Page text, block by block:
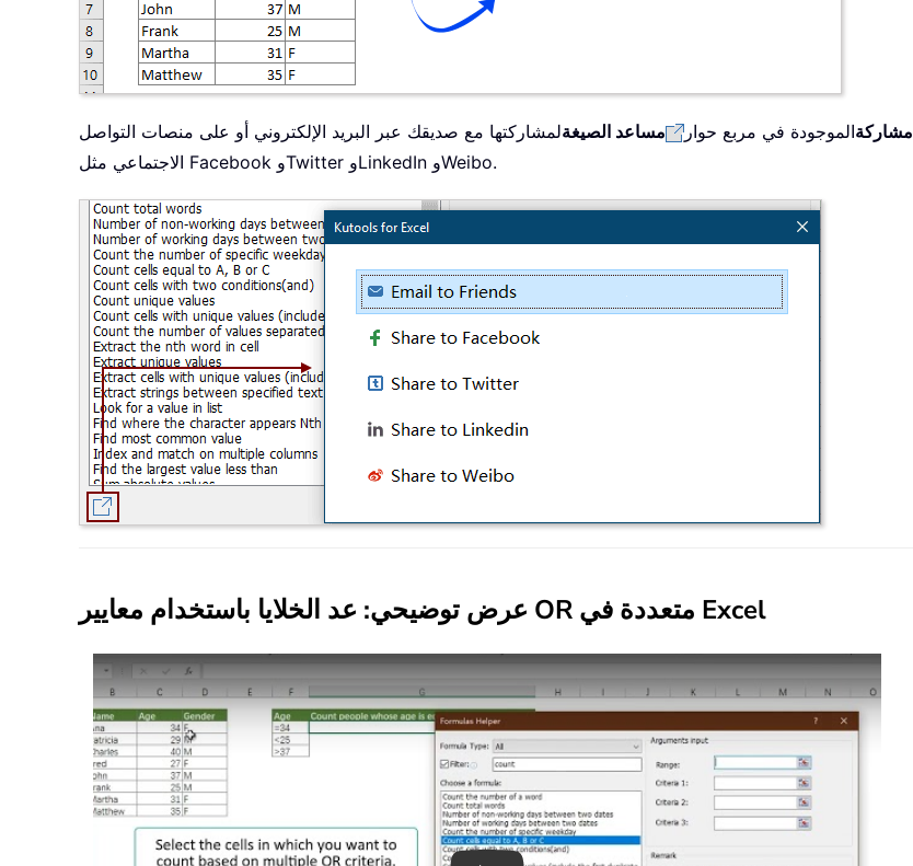
مشاركةالموجودة في مربع حوار مساعد الصيغةلمشاركتها مع صديقك عبر البريد الإلكتروني أو على منصات التواصل
الاجتماعي مثل Facebook وTwitter وLinkedIn وWeibo.
عرض توضيحي: عد الخلايا باستخدام معايير OR متعددة في Excel